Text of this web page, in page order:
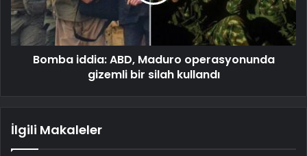
Bomba iddia: ABD, Maduro operasyonunda
gizemli bir silah kullandı
İlgili Makaleler